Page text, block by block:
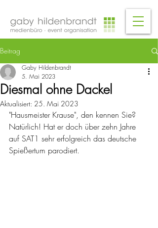
Beitrag
Diesmal ohne Dackel
Gaby Hildenbrandt
5. Mai 2023
Aktualisiert: 25. Mai 2023
"Hausmeister Krause", den kennen Sie?
Natürlich! Hat er doch über zehn Jahre
auf SAT1 sehr erfolgreich das deutsche
Spießertum parodiert.